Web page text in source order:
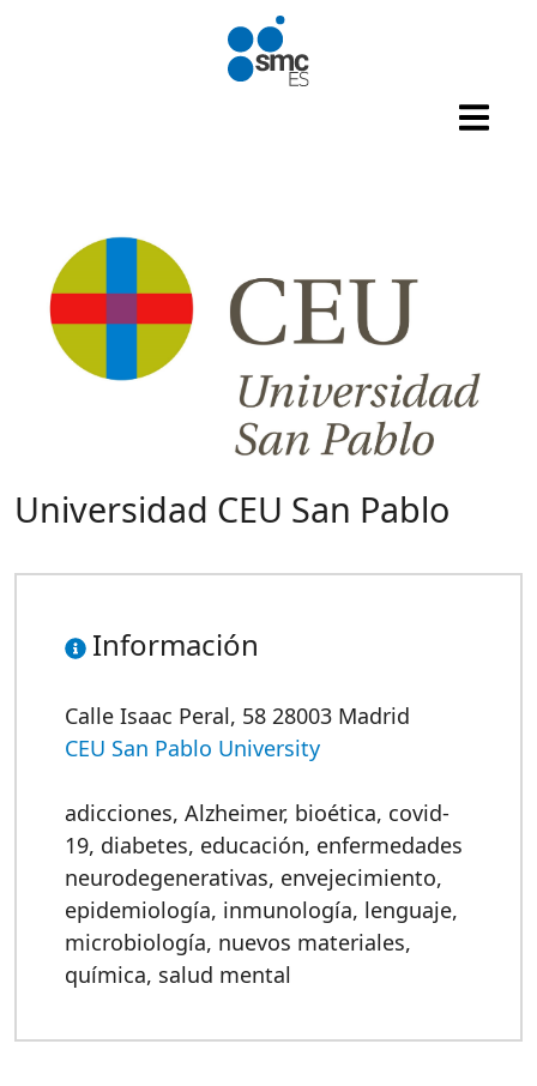
Pasar al contenido principal
Universidad CEU San Pablo
Información
Calle Isaac Peral, 58 28003 Madrid
CEU San Pablo University
adicciones, Alzheimer, bioética, covid-
19, diabetes, educación, enfermedades
neurodegenerativas, envejecimiento,
epidemiología, inmunología, lenguaje,
microbiología, nuevos materiales,
química, salud mental